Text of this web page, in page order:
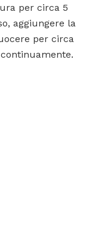
per circa 5
aggiungere la
per circa